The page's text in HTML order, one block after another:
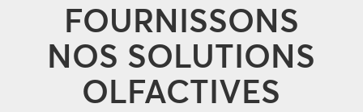
FOURNISSONS
NOS SOLUTIONS
OLFACTIVES